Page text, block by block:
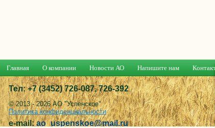
Главная О компании Новости АО Напишите нам
Тел: +7 (3452) 726-087, 726-392
© 2013 - 2026 АО "Успенское"
Политика конфиденциальности
e-mail:ao_uspenskoe@mail.ru